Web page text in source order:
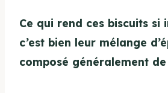
Ce qui rend ces biscuits si
c’est bien leur mélange
composé généralement de